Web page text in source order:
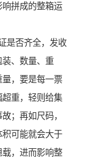
拼成的整箱运
是否齐全，发收
、数量、重
，要是每一票
重，轻则给集
；再如尺码，
可能就会大于
，进而影响整